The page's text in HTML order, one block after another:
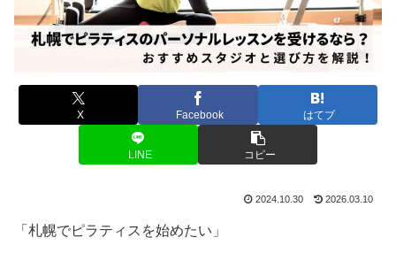
X Facebook はてブ
LINE コピー
2024.10.30 2026.03.10
「札幌でピラティスを始めたい」